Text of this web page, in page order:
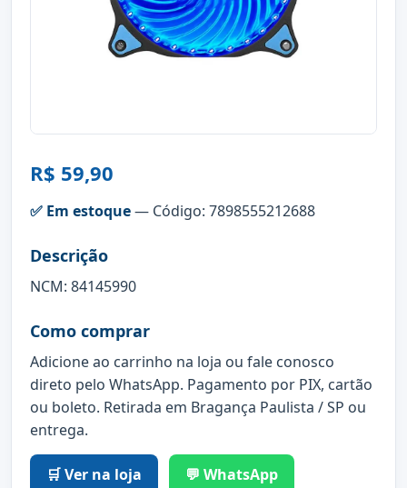
R$ 59,90
✅ Em estoque— Código: 7898555212688
Descrição
NCM: 84145990
Como comprar
Adicione ao carrinho na loja ou fale conosco
direto pelo WhatsApp. Pagamento por PIX, cartão
ou boleto. Retirada em Bragança Paulista / SP ou
entrega.
🛒 Ver na loja 💬 WhatsApp